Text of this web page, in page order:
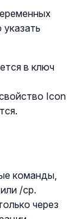
в ключ
Icon
команды,
/cp.
через